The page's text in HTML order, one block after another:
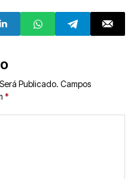
sucesso
Publicado. Campos
*